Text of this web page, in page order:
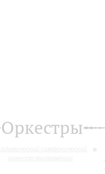
Оркестры